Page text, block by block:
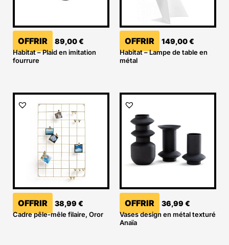
OFFRIR 89,00€
Habitat – Plaid en imitation
fourrure
OFFRIR 149,00€
Habitat – Lampe de table en
métal
OFFRIR 38,99 €
Cadre pêle-mêle filaire, Oror
OFFRIR 36,99 €
Vases design en métal texturé
Anaïa